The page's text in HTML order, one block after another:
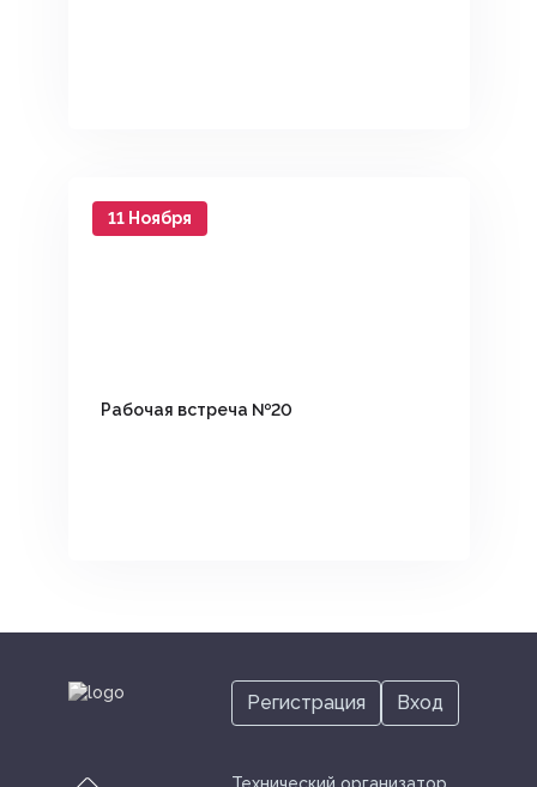
11 Ноября
Рабочая встреча №20
Регистрация Вход